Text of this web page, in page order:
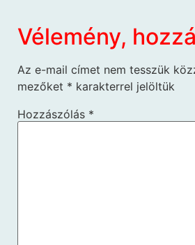
Vélemény,
Az e-mail címet nem tesszük
mezőket * karakterrel jelöltük
Hozzászólás *